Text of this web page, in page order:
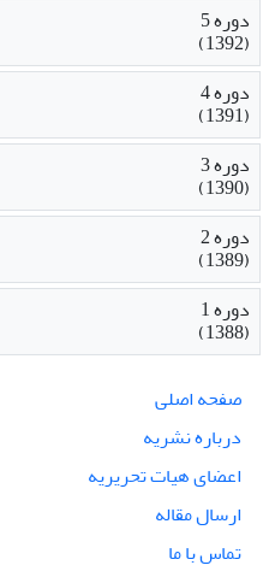
دوره 5
(1392)
دوره 4
(1391)
دوره 3
(1390)
دوره 2
(1389)
دوره 1
(1388)
صفحه اصلی
درباره نشریه
اعضای هیات تحریریه
ارسال مقاله
تماس با ما